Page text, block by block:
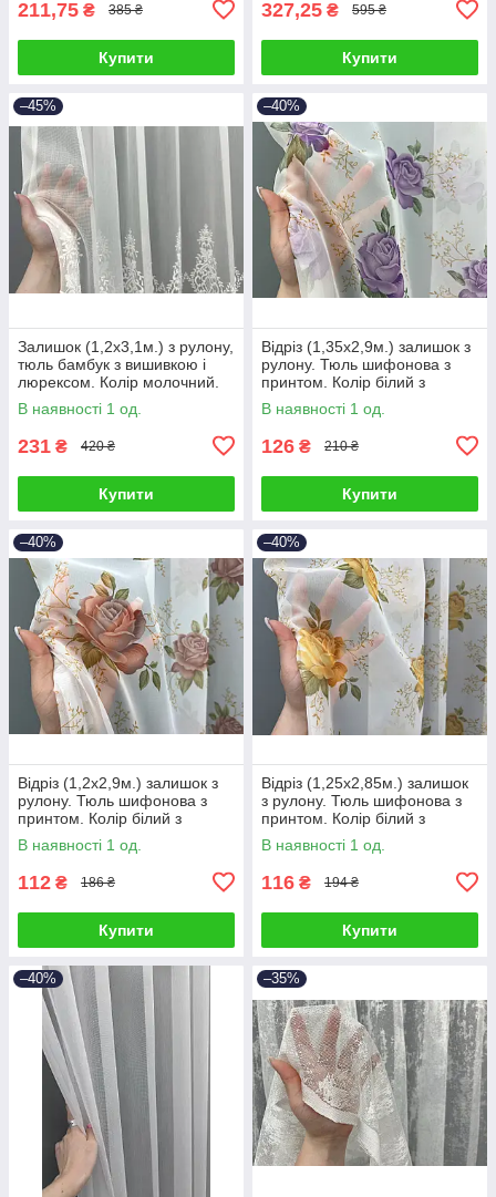
211,75 ₴ 385 ₴
Купити
327,25 ₴ 595 ₴
Купити
–45%
Залишок (1,2х3,1м.) з рулону,
тюль бамбук з вишивкою і
люрексом. Колір молочний.
Код 1709ту 00-0005
В наявності 1 од.
231 ₴ 420 ₴
Купити
–40%
Відріз (1,35х2,9м.) залишок з
рулону. Тюль шифонова з
принтом. Колір білий з
бузковим. Код 1800ту 00-986
В наявності 1 од.
126 ₴ 210 ₴
Купити
–40%
Відріз (1,2х2,9м.) залишок з
рулону. Тюль шифонова з
принтом. Колір білий з
пудровим. Код 1808ту 00-987
В наявності 1 од.
112 ₴ 186 ₴
Купити
–40%
Відріз (1,25х2,85м.) залишок
з рулону. Тюль шифонова з
принтом. Колір білий з
помаранчевим. Код 1807ту
00-0075
В наявності 1 од.
116 ₴ 194 ₴
Купити
–40% –35%